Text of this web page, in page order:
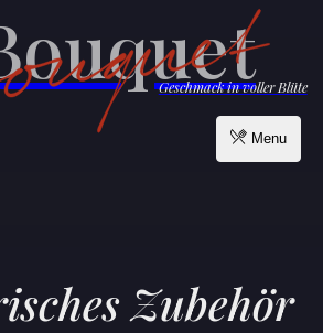
Menu
Geschmack in voller Blüte
Zubehör